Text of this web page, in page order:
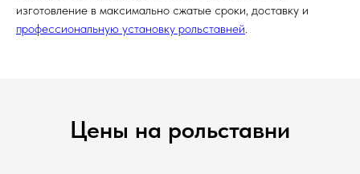
изготовление в максимально сжатые сроки, доставку и
профессиональную установку рольставней
Цены на рольставни